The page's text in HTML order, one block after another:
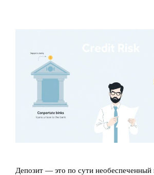
Депозит — это по сути необеспеченный